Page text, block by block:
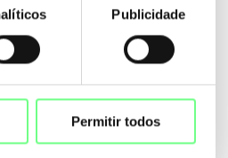
Publicidade
Permitir todos